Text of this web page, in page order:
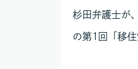
杉田弁護士が
の第1回「移